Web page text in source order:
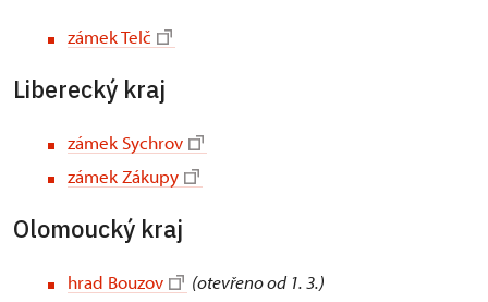
zámek Telč
Liberecký kraj
zámek Sychrov
zámek Zákupy
Olomoucký kraj
hrad Bouzov
(otevřeno od 1. 3.)